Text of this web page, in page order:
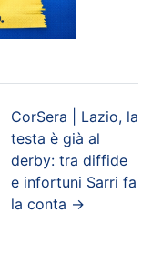
CorSera | Lazio, la
testa è già al
derby: tra diffide
e infortuni Sarri fa
la conta →